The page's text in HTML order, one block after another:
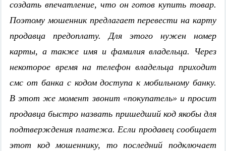
создать впечатление, что он готов купить товар.
Поэтому мошенник предлагает перевести на карту
продавца предоплату. Для этого нужен номер
карты, а также имя и фамилия владельца. Через
некоторое время на телефон владельца приходит
смс от банка с кодом доступа к мобильному банку.
В этот же момент звонит «покупатель» и просит
продавца быстро назвать пришедший код якобы для
подтверждения платежа. Если продавец сообщает
этот код мошеннику, то последний подключает